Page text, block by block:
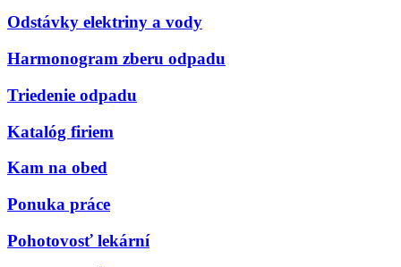
Odstávky elektriny a vody
Harmonogram zberu odpadu
Triedenie odpadu
Katalóg firiem
Kam na obed
Ponuka práce
Pohotovosť lekární